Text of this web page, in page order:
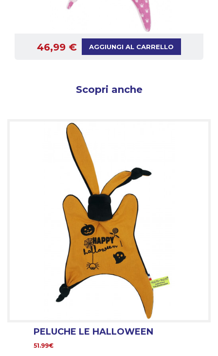
46,99 € AGGIUNGI AL CARRELLO
Scopri anche
PELUCHE LE HALLOWEEN
51.99€